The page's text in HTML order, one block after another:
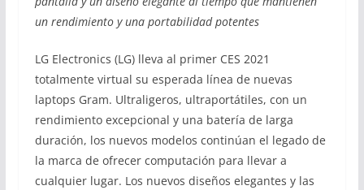
un rendimiento y una portabilidad potentes
LG Electronics (LG) lleva al primer CES 2021
totalmente virtual su esperada línea de nuevas
laptops Gram. Ultraligeros, ultraportátiles, con un
rendimiento excepcional y una batería de larga
duración, los nuevos modelos continúan el legado de
la marca de ofrecer computación para llevar a
cualquier lugar. Los nuevos diseños elegantes y las